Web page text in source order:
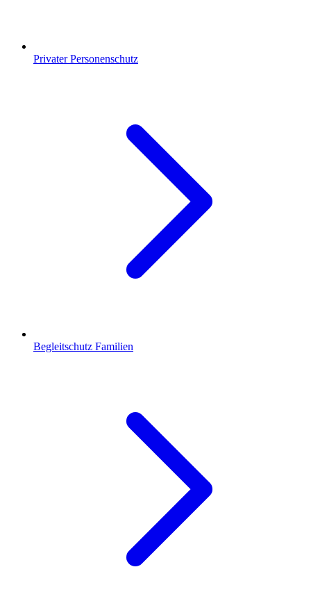
Privater Personenschutz
Begleitschutz Familien